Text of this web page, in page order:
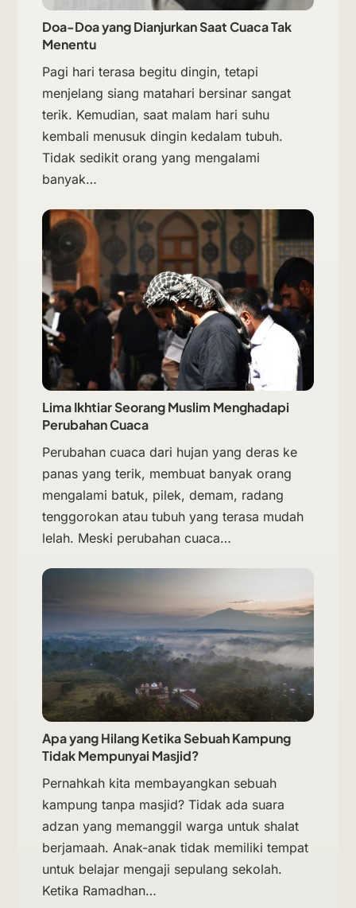
Doa-Doa yang Dianjurkan Saat Cuaca Tak
Menentu
Pagi hari terasa begitu dingin, tetapi
menjelang siang matahari bersinar sangat
terik. Kemudian, saat malam hari suhu
kembali menusuk dingin kedalam tubuh.
Tidak sedikit orang yang mengalami
banyak…
Lima Ikhtiar Seorang Muslim Menghadapi
Perubahan Cuaca
Perubahan cuaca dari hujan yang deras ke
panas yang terik, membuat banyak orang
mengalami batuk, pilek, demam, radang
tenggorokan atau tubuh yang terasa mudah
lelah. Meski perubahan cuaca…
Apa yang Hilang Ketika Sebuah Kampung
Tidak Mempunyai Masjid?
Pernahkah kita membayangkan sebuah
kampung tanpa masjid? Tidak ada suara
adzan yang memanggil warga untuk shalat
berjamaah. Anak-anak tidak memiliki tempat
untuk belajar mengaji sepulang sekolah.
Ketika Ramadhan…